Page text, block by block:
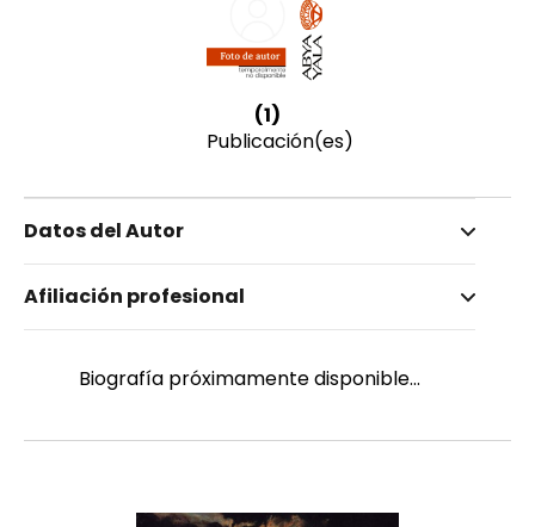
(1)
Publicación(es)
Datos del Autor
Benítez, Verenice
Afiliación profesional
Biografía próximamente disponible...